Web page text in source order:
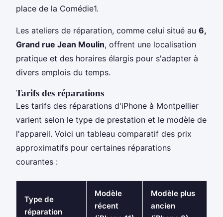
place de la Comédie1.
Les ateliers de réparation, comme celui situé au 6,
Grand rue Jean Moulin, offrent une localisation
pratique et des horaires élargis pour s'adapter à
divers emplois du temps.
Tarifs des réparations
Les tarifs des réparations d'iPhone à Montpellier
varient selon le type de prestation et le modèle de
l'appareil. Voici un tableau comparatif des prix
approximatifs pour certaines réparations
courantes :
Type de
réparation
Modèle
récent
Modèle plus
ancien